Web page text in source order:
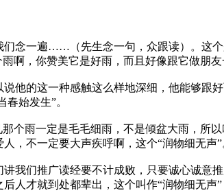
念一遍……（先生念一句，众跟读）。这
啊，你赞美它是好雨，而且好像跟它做朋
他的这一种感触这么样地深细，他能够跟
始发生”。
个雨一定是毛毛细雨，不是倾盆大雨，所
，不一定要大声疾呼啊，这个“润物细无声”
我们推广读经要不计成败，只要诚心诚
人才就到处都辈出，这个叫作“润物细无